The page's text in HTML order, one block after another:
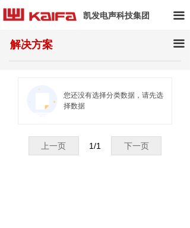
凯发电声科技集团 끀
首页
关于我们
应用案例
技术资料
解决方案 끀
您还没有选择分类数据，请先选
择数据
上一页 下一页
1/1